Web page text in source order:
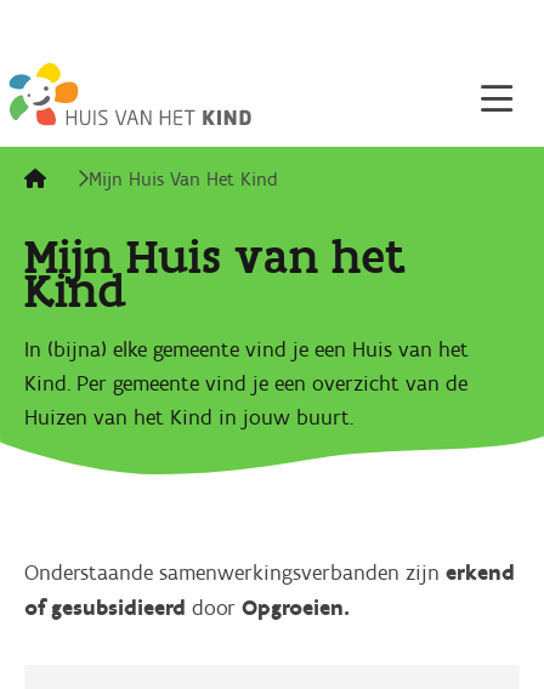
Ga naar de hoofdinhoud
Main navigation
Breadcrumb
Mijn Huis Van Het Kind
Mijn Huis van het
Kind
In (bijna) elke gemeente vind je een Huis van het
Kind. Per gemeente vind je een overzicht van de
Huizen van het Kind in jouw buurt.
Onderstaande samenwerkingsverbanden zijn erkend
of gesubsidieerd door Opgroeien.